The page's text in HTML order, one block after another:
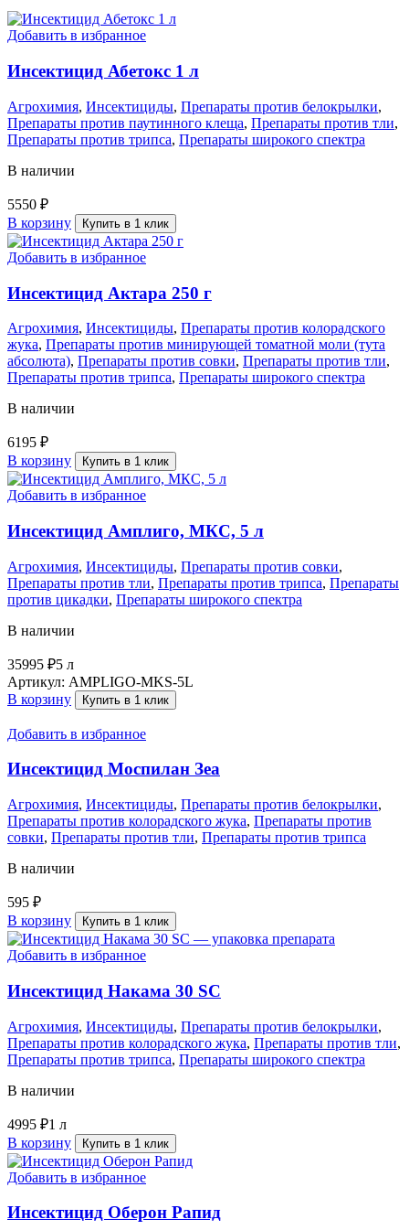
Добавить в избранное
Инсектицид Абетокс 1 л
Агрохимия, Инсектициды, Препараты против белокрылки,
Препараты против паутинного клеща, Препараты против тли,
Препараты против трипса, Препараты широкого спектра
В наличии
5550 ₽
В корзину
Купить в 1 клик
Добавить в избранное
Инсектицид Актара 250 г
Агрохимия, Инсектициды, Препараты против колорадского
жука, Препараты против минирующей томатной моли (тута
абсолюта), Препараты против совки, Препараты против тли,
Препараты против трипса, Препараты широкого спектра
В наличии
6195 ₽
В корзину
Купить в 1 клик
Добавить в избранное
Инсектицид Амплиго, МКС, 5 л
Агрохимия, Инсектициды, Препараты против совки,
Препараты против тли, Препараты против трипса, Препараты
против цикадки, Препараты широкого спектра
В наличии
35995 ₽5 л
Артикул: AMPLIGO-MKS-5L
В корзину
Купить в 1 клик
Добавить в избранное
Инсектицид Моспилан Зеа
Агрохимия, Инсектициды, Препараты против белокрылки,
Препараты против колорадского жука, Препараты против
совки, Препараты против тли, Препараты против трипса
В наличии
595 ₽
В корзину
Купить в 1 клик
Добавить в избранное
Инсектицид Накама 30 SC
Агрохимия, Инсектициды, Препараты против белокрылки,
Препараты против колорадского жука, Препараты против тли,
Препараты против трипса, Препараты широкого спектра
В наличии
4995 ₽1 л
В корзину
Купить в 1 клик
Добавить в избранное
Инсектицид Оберон Рапид